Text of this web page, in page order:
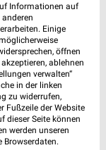
in der Schule
10.08.
Informationen auf
Einige
öffnen
ablehnen
verwalten“
in der linken
zu widerrufen,
Fußzeile der Website
dieser Seite können
werden unseren
Browserdaten.